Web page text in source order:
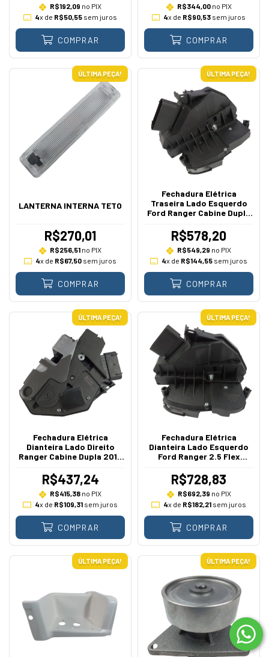
R$192,09 no PIX
4x de R$50,55 sem juros
COMPRAR
R$344,00no PIX
4x de R$90,53 sem juros
COMPRAR
ÚLTIMA PEÇA!
LANTERNA INTERNA TETO
R$270,01
R$256,51 no PIX
4x de R$67,50 sem juros
COMPRAR
ÚLTIMA PEÇA!
Fechadura Elétrica
Traseira Lado Esquerdo
Ford Ranger Cabine Dupla
R$578,20
R$549,29 no PIX
4x de R$144,55 sem juros
COMPRAR
ÚLTIMA PEÇA!
Fechadura Elétrica
Dianteira Lado Direito
Ranger Cabine Dupla 2013
R$437,24
R$415,38 no PIX
4x de R$109,31sem juros
COMPRAR
ÚLTIMA PEÇA!
Fechadura Elétrica
Dianteira Lado Esquerdo
Ford Ranger 2.5 Flex
R$728,83
R$692,39 no PIX
4x de R$182,21sem juros
COMPRAR
ÚLTIMA PEÇA! ÚLTIMA PEÇA!